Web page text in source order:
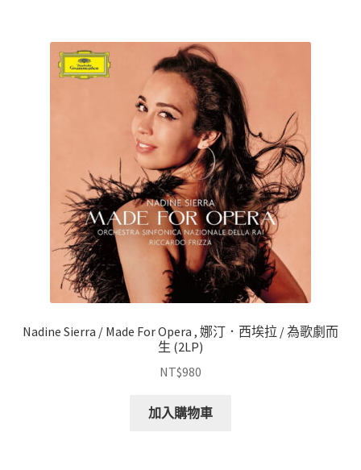
Nadine Sierra / Made For Opera , 娜汀．西埃拉 / 為歌劇而
生 (2LP)
NT$980
加入購物車